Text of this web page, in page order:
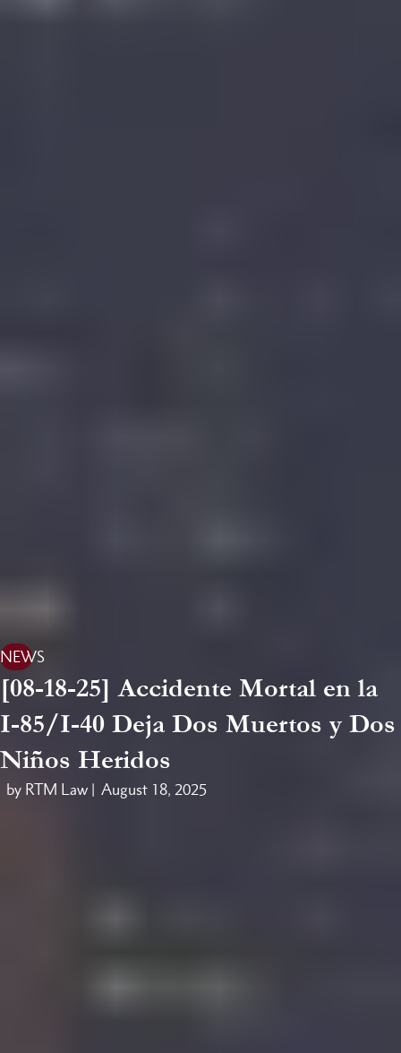
NEWS
[08-18-25] Accidente Mortal en la
I-85/I-40 Deja Dos Muertos y Dos
Niños Heridos
by RTM Law | August 18, 2025